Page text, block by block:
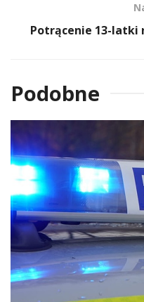
Potrącenie 13-latki
Podobne